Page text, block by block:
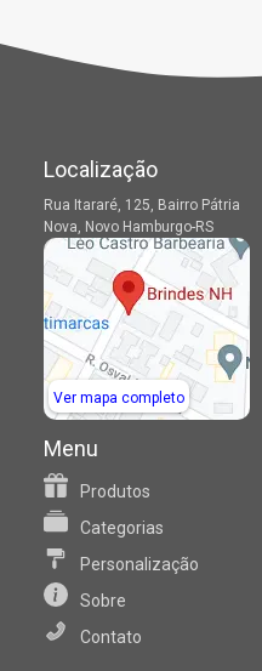
Localização
Rua Itararé, 125, Bairro Pátria
Nova, Novo Hamburgo-RS
Ver mapa completo
Menu
Produtos
Categorias
Personalização
Sobre
Contato